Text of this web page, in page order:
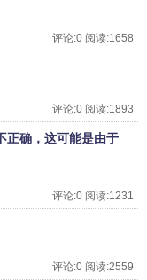
评论:0 阅读:1658
评论:0 阅读:1893
正确，这可能是由于
评论:0 阅读:1231
评论:0 阅读:2559